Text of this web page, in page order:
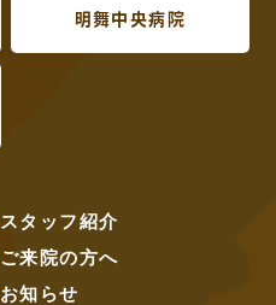
明舞中央病院
スタッフ紹介
ご来院の方へ
お知らせ